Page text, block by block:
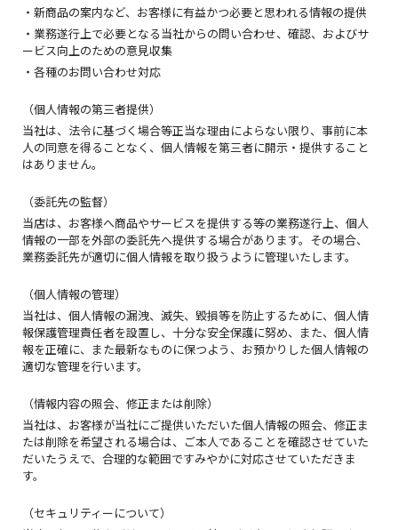
・新商品の案内など、お客様に有益かつ必要と思われる情報の提供
・業務遂行上で必要となる当社からの問い合わせ、確認、およびサ
ービス向上のための意見収集
・各種のお問い合わせ対応
（個人情報の第三者提供）
当社は、法令に基づく場合等正当な理由によらない限り、事前に本
人の同意を得ることなく、個人情報を第三者に開示・提供すること
はありません。
（委託先の監督）
当店は、お客様へ商品やサービスを提供する等の業務遂行上、個人
情報の一部を外部の委託先へ提供する場合があります。その場合、
業務委託先が適切に個人情報を取り扱うように管理いたします。
（個人情報の管理）
当社は、個人情報の漏洩、滅失、毀損等を防止するために、個人情
報保護管理責任者を設置し、十分な安全保護に努め、また、個人情
報を正確に、また最新なものに保つよう、お預かりした個人情報の
適切な管理を行います。
（情報内容の照会、修正または削除）
当社は、お客様が当社にご提供いただいた個人情報の照会、修正ま
たは削除を希望される場合は、ご本人であることを確認させていた
だいたうえで、合理的な範囲ですみやかに対応させていただきま
す。
（セキュリティーについて）